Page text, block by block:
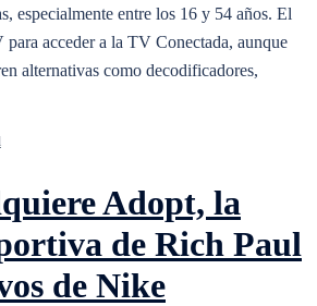
especialmente entre los 16 y 54 años. El
acceder a la TV Conectada, aunque
alternativas como decodificadores,
Adopt, la
de Rich Paul
de Nike